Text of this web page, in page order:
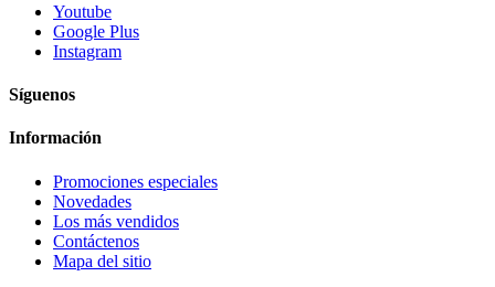
Youtube
Google Plus
Instagram
Síguenos
Información
Promociones especiales
Novedades
Los más vendidos
Contáctenos
Mapa del sitio